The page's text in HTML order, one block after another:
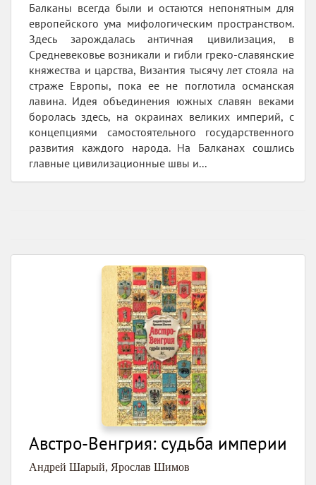
Балканы всегда были и остаются непонятным для
европейского ума мифологическим пространством.
Здесь зарождалась античная цивилизация, в
Средневековье возникали и гибли греко-славянские
княжества и царства, Византия тысячу лет стояла на
страже Европы, пока ее не поглотила османская
лавина. Идея объединения южных славян веками
боролась здесь, на окраинах великих империй, с
концепциями самостоятельного государственного
развития каждого народа. На Балканах сошлись
главные цивилизационные швы и...
Австро-Венгрия: судьба империи
Андрей Шарый, Ярослав Шимов